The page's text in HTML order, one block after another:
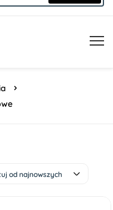
od najnowszych